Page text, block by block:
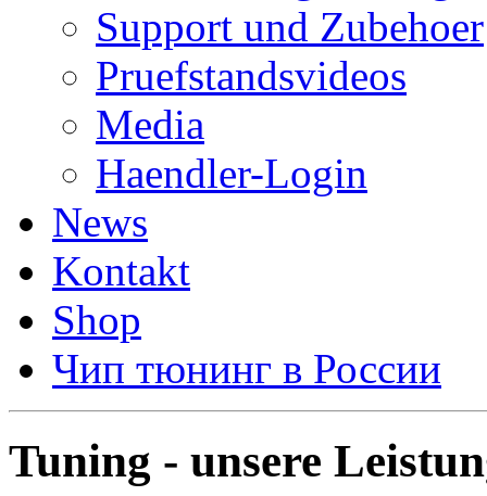
Support und Zubehoer
Pruefstandsvideos
Media
Haendler-Login
News
Kontakt
Shop
Чип тюнинг в России
Tuning - unsere